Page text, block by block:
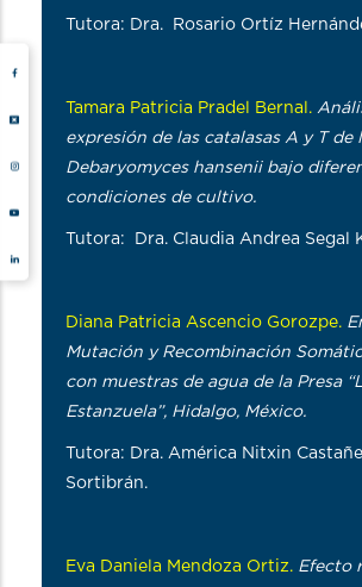
Tutora: Dra. Rosario Ortíz
Tamara Patricia Pradel Bernal.
expresión de las catalasas A y T de
Debaryomyces hansenii bajo
condiciones de cultivo.
Tutora: Dra. Claudia Andrea Segal
Diana Patricia Ascencio Gorozpe.
Mutación y Recombinación
con muestras de agua de la Presa
Estanzuela”, Hidalgo, México.
Tutora: Dra. América Nitxin
Sortibrán.
Eva Daniela Mendoza Ortiz. Efecto